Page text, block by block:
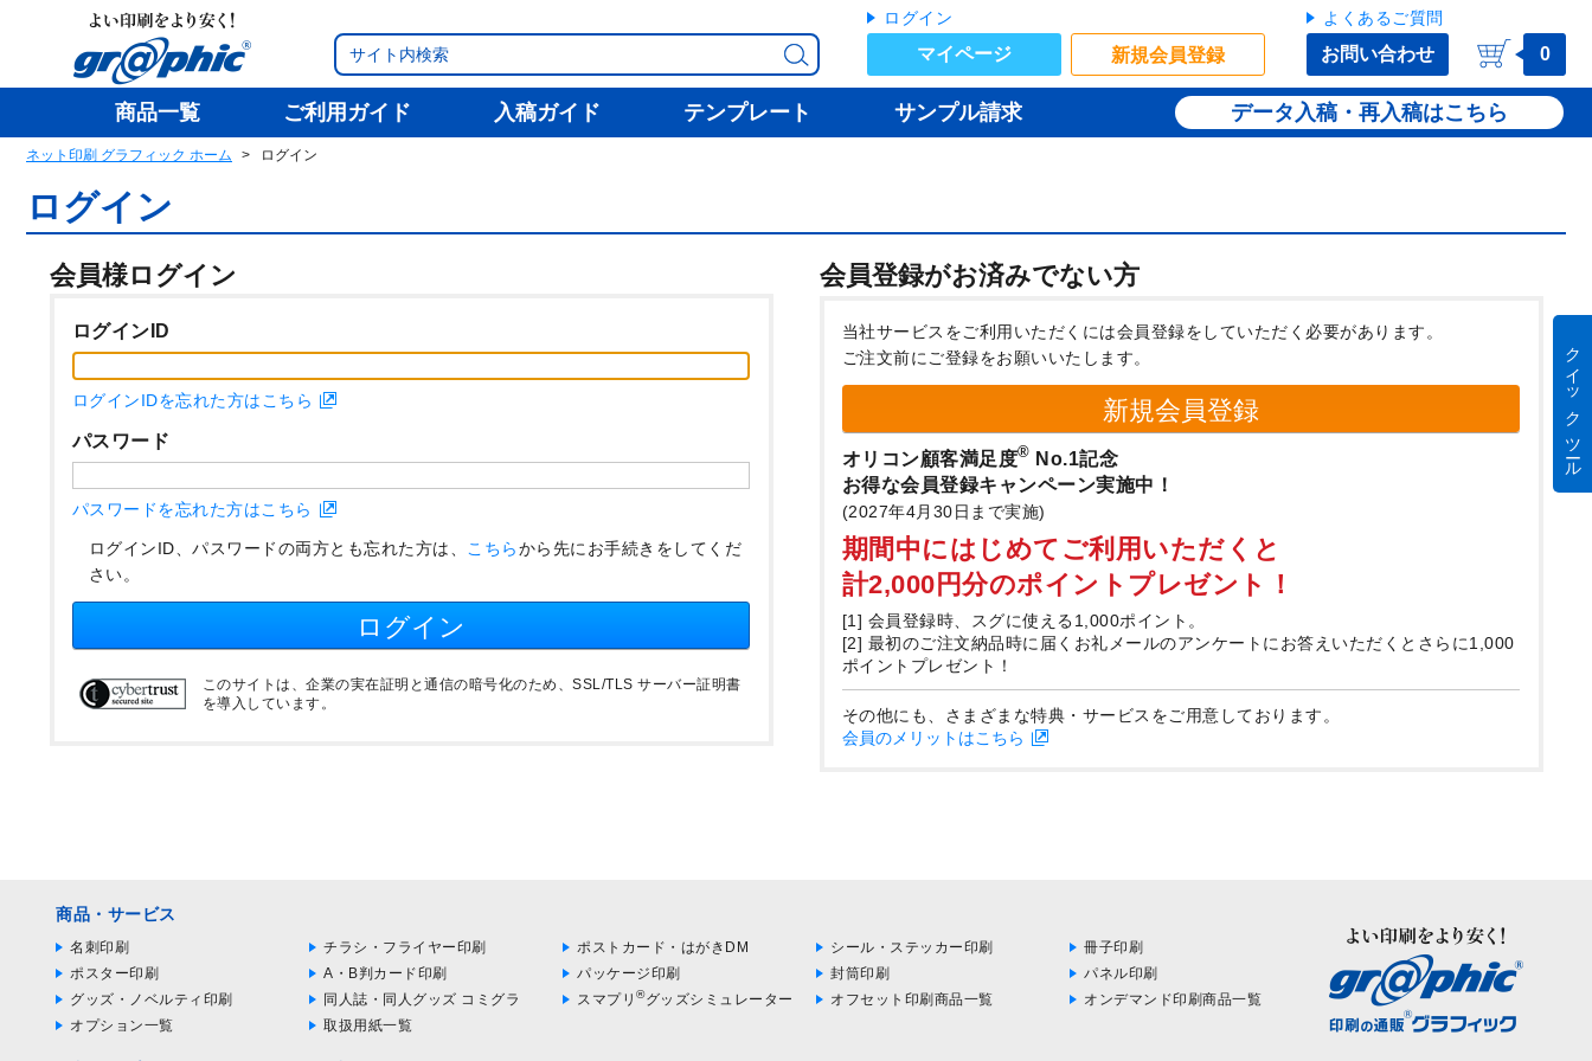
ログイン
マイページ 新規会員登録
よくあるご質問
お問い合わせ 0
商品一覧 ご利用ガイド 入稿ガイド テンプレート サンプル請求 データ入稿・再入稿
ネット印刷 グラフィック ホーム ログイン
ログイン
会員様ログイン 会員登録がお済みでない方
ログインID
ログインIDを忘れた方はこちら
パスワード
パスワードを忘れた方はこちら
ログインID、パスワードの両方とも忘れた方は、 こちらから先にお手続きをしてくだ
さい。
ログイン
このサイトは、企業の実在証明と通信の暗号化のため、SSL/TLS サーバー証明書
を導入しています。
当社サービスをご利用いただくには会員登録をしていただく必要があります。
ご注文前にご登録をお願いいたします。
新規会員登録
オリコン顧客満足度® No.1記念
お得な会員登録キャンペーン実施中！
(2027年4月30日まで実施)
期間中にはじめてご利用いただくと
計2,000円分のポイントプレゼント！
[1] 会員登録時、スグに使える1,000ポイント。
[2] 最初のご注文納品時に届くお礼メールのアンケートにお答えいただくとさらに1,000
ポイントプレゼント！
その他にも、さまざまな特典・サービスをご用意しております。
会員のメリットはこちら
商品・サービス
名刺印刷 チラシ・フライヤー印刷 ポストカード・はがきDM シール・ステッカー印刷
冊子印刷
ポスター印刷
A・B判カード印刷 パッケージ印刷 封筒印刷
パネル印刷
グッズ・ノベルティ印刷
同人誌・同人グッズ コミグラ スマプリ ®グッズシミュレーター オフセット印刷商品一覧
オンデマンド印刷商品一覧
オプション一覧
取扱用紙一覧
クイック ツール